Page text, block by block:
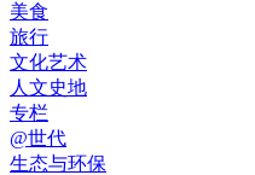
美食
旅行
文化艺术
人文史地
专栏
@世代
生态与环保